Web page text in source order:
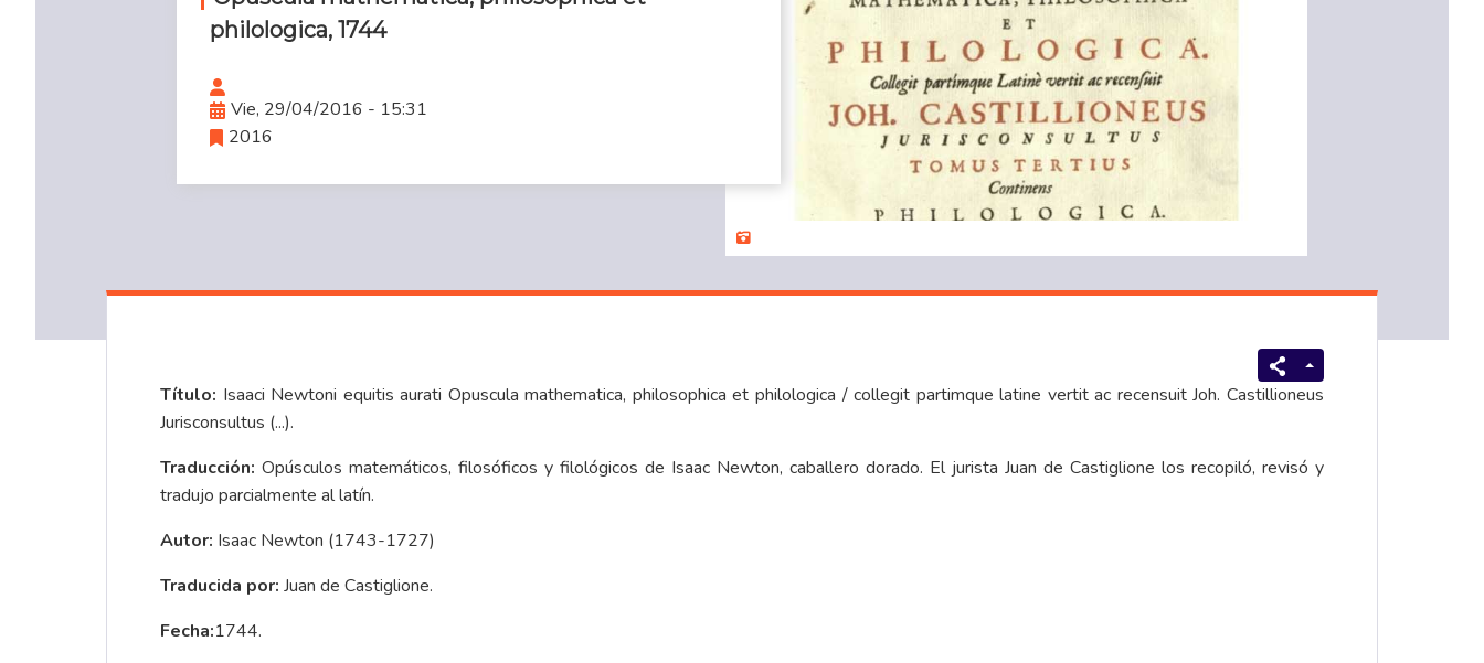
philologica, 1744
Vie, 29/04/2016 - 15:31
2016
Título: Isaaci Newtoni equitis aurati Opuscula mathematica, philosophica et philologica / collegit partimque latine vertit ac recensuit Joh. Castillioneus
Jurisconsultus (...).
Traducción: Opúsculos matemáticos, filosóficos y filológicos de Isaac Newton, caballero dorado. El jurista Juan de Castiglione los recopiló, revisó y
tradujo parcialmente al latín.
Autor: Isaac Newton (1743-1727)
Traducida por: Juan de Castiglione.
Fecha:1744.